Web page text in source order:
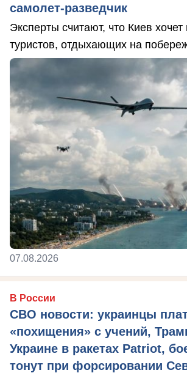
самолет-разведчик
Эксперты считают, что Киев хочет
туристов, отдыхающих на
07.08.2026
В России
СВО новости: украинцы
«похищения» с учений,
Украине в ракетах Patriot,
тонут при форсировании